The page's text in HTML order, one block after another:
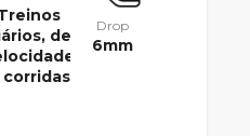
de
corridas
Drop
6mm